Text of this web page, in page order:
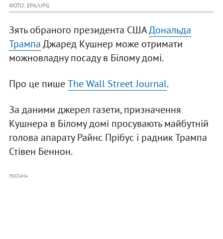
ФОТО: EPA/UPG
Зять обраного президента СШАДональда
ТрампаДжаред Кушнер може отримати
можновладну посаду в Білому домі.
Про це пишеThe Wall Street Journal.
За даними джерел газети, призначення
Кушнера в Білому домі просувають майбутній
голова апарату Райнс Прібус і радник Трампа
Стівен Беннон.
РЕКЛАМА